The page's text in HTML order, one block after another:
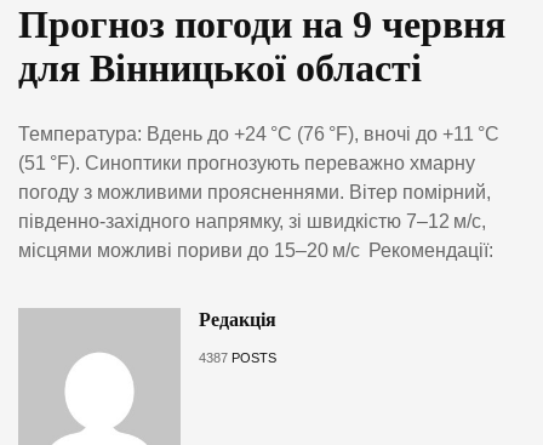
Прогноз погоди на 9 червня
для Вінницької області
Температура: Вдень до +24 °C (76 °F), вночі до +11 °C
(51 °F). Синоптики прогнозують переважно хмарну
погоду з можливими проясненнями. Вітер помірний,
південно-західного напрямку, зі швидкістю 7–12 м/с,
місцями можливі пориви до 15–20 м/с Рекомендації:
Редакція
4387 POSTS